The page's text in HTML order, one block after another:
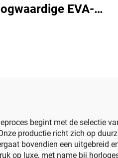
EVA-
begint met de selectie
productie richt zich op
bovendien een uitgebreid
op luxe, met name bij